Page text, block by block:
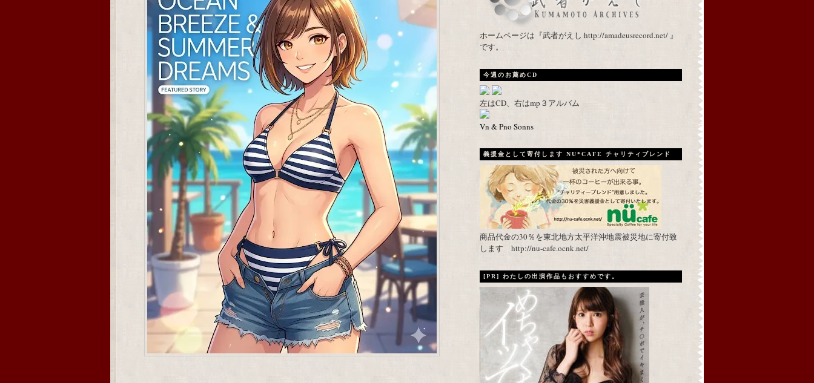
ホームページは『武者がえし http://amadeusrecord.net/ 』
です。
今週のお薦めCD
左はCD、右はmp３アルバム
Vn & Pno Sonns
義援金として寄付します NU*CAFE チャリティブレンド
商品代金の30％を東北地方太平洋沖地震被災地に寄付致
します http://nu-cafe.ocnk.net/
[PR] わたしの出演作品もおすすめです。